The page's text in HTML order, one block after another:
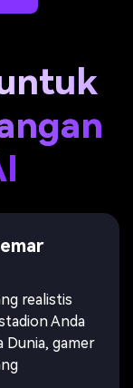
realistis
Anda
Dunia, gamer